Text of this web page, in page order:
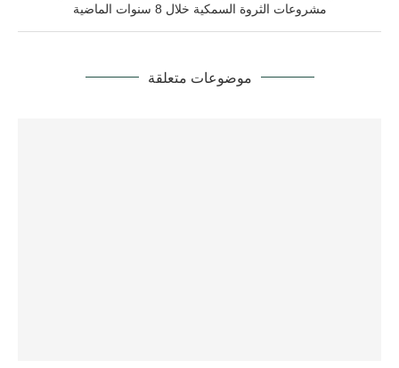
مشروعات الثروة السمكية خلال 8 سنوات الماضية
موضوعات متعلقة